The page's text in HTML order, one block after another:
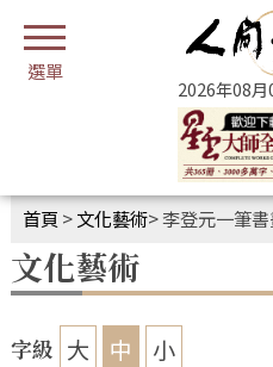
2026年08
首頁 >文化藝術>李登元一筆書畫
文化藝術
字級 大 中 小